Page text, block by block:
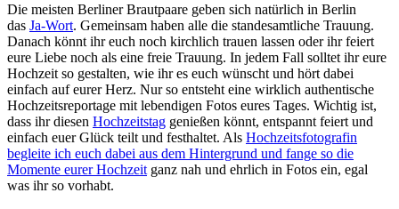
Die meisten Berliner Brautpaare geben sich natürlich in Berlin
das Ja-Wort. Gemeinsam haben alle die standesamtliche Trauung.
Danach könnt ihr euch noch kirchlich trauen lassen oder ihr feiert
eure Liebe noch als eine freie Trauung. In jedem Fall solltet ihr eure
Hochzeit so gestalten, wie ihr es euch wünscht und hört dabei
einfach auf eurer Herz. Nur so entsteht eine wirklich authentische
Hochzeitsreportage mit lebendigen Fotos eures Tages. Wichtig ist,
dass ihr diesen Hochzeitstag genießen könnt, entspannt feiert und
einfach euer Glück teilt und festhaltet. Als Hochzeitsfotografin
begleite ich euch dabei aus dem Hintergrund und fange so die
Momente eurer Hochzeit ganz nah und ehrlich in Fotos ein, egal
was ihr so vorhabt.